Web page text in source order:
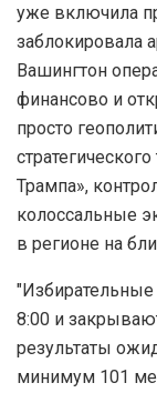
уже включила
заблокировала
Вашингтон
финансово и
просто
Трампа»,
колоссальные
в регионе на
8:00 и
результаты
минимум 101